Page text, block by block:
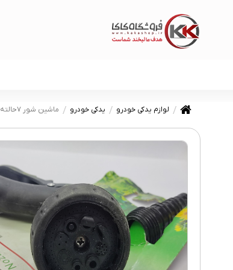
لوازم یدکی خودرو یدکی خودرو ماشین شور ۷حالته تمام فلزی DIESEL